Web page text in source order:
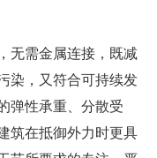
无需金属连接，既减
染，又符合可持续发
弹性承重、分散受
筑在抵御外力时更具